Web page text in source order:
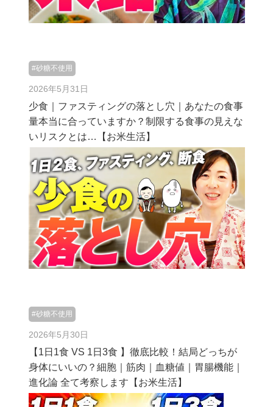
#砂糖不使用
2026年5月31日
少食｜ファスティングの落とし穴｜あなたの食事
量本当に合っていますか？制限する食事の見えな
いリスクとは…【お米生活】
#砂糖不使用
2026年5月30日
【1日1食 VS 1日3食 】徹底比較！結局どっちが
身体にいいの？細胞｜筋肉｜血糖値｜胃腸機能｜
進化論 全て考察します【お米生活】